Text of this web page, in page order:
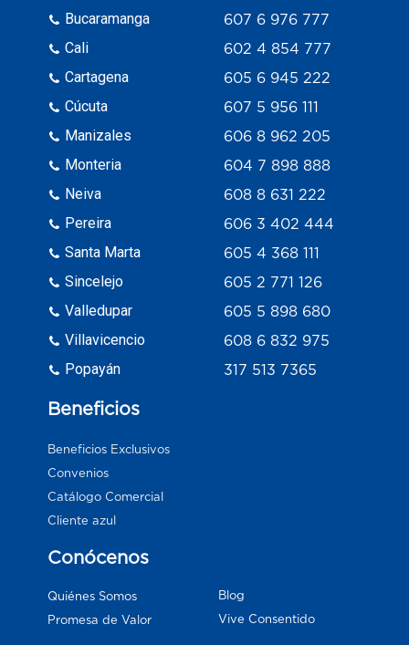
Bucaramanga
Cali
Cartagena
Cúcuta
Manizales
Monteria
Neiva
Pereira
Santa Marta
Sincelejo
Valledupar
Villavicencio
Popayán
607 6 976 777
602 4 854 777
605 6 945 222
607 5 956 111
606 8 962 205
604 7 898 888
608 8 631 222
606 3 402 444
605 4 368 111
605 2 771 126
605 5 898 680
608 6 832 975
317 513 7365
Beneficios
Beneficios Exclusivos
Convenios
Catálogo Comercial
Cliente azul
Conócenos
Quiénes Somos
Promesa de Valor
Blog
Vive Consentido